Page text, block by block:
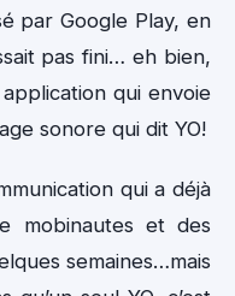
par Google Play, en
pas fini… eh bien,
qui envoie
sonore qui dit YO!
qui a déjà
mobinautes et des
semaines…mais